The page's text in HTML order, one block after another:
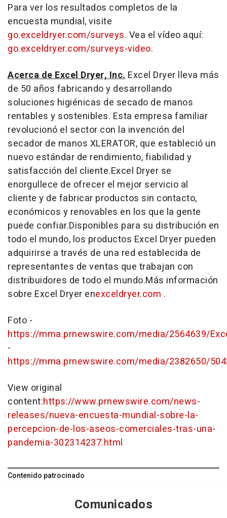
Para ver los resultados completos de la
encuesta mundial, visite
go.exceldryer.com/surveys. Vea el vídeo aquí:
go.exceldryer.com/surveys-video.
Acerca de Excel Dryer, Inc. Excel Dryer lleva más
de 50 años fabricando y desarrollando
soluciones higiénicas de secado de manos
rentables y sostenibles. Esta empresa familiar
revolucionó el sector con la invención del
secador de manos XLERATOR, que estableció un
nuevo estándar de rendimiento, fiabilidad y
satisfacción del cliente.Excel Dryer se
enorgullece de ofrecer el mejor servicio al
cliente y de fabricar productos sin contacto,
económicos y renovables en los que la gente
puede confiar.Disponibles para su distribución en
todo el mundo, los productos Excel Dryer pueden
adquirirse a través de una red establecida de
representantes de ventas que trabajan con
distribuidores de todo el mundo.Más información
sobre Excel Dryer enexceldryer.com .
Foto -
https://mma.prnewswire.com/media/2564639/
-
https://mma.prnewswire.com/media/2382650/
View original
content:https://www.prnewswire.com/news-
releases/nueva-encuesta-mundial-sobre-la-
percepcion-de-los-aseos-comerciales-tras-una-
pandemia-302314237.html
Contenido patrocinado
Comunicados